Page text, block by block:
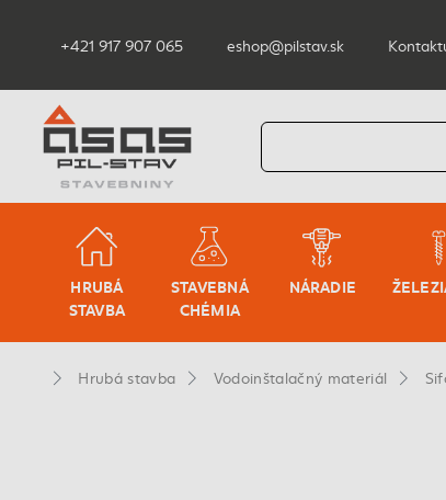
+421 917 907 065 eshop@pilstav.sk
HRUBÁ
STAVBA
STAVEBNÁ
CHÉMIA
NÁRADIE
Hrubá stavba Vodoinštalačný materiál